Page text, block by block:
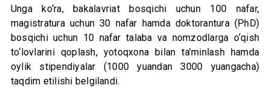
Unga ko‘ra, bakalavriat bosqichi uchun 100 nafar,
magistratura uchun 30 nafar hamda doktorantura (PhD)
bosqichi uchun 10 nafar talaba va nomzodlarga o‘qish
to‘lovlarini qoplash, yotoqxona bilan ta’minlash hamda
oylik stipendiyalar (1000 yuandan 3000 yuangacha)
taqdim etilishi belgilandi.